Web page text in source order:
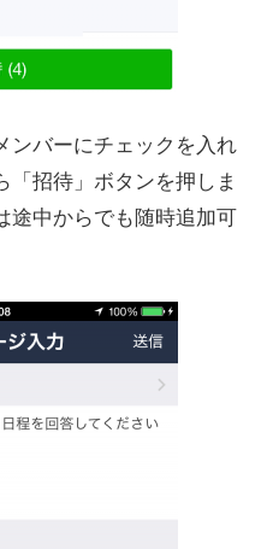
ンバーにチェックを入れ
招待」ボタンを押しま
途中からでも随時追加可